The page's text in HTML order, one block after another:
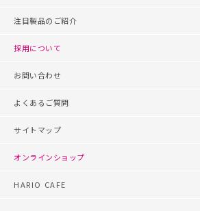
注目製品のご紹介
採用について
お問い合わせ
よくあるご質問
サイトマップ
オンラインショップ
HARIO CAFE